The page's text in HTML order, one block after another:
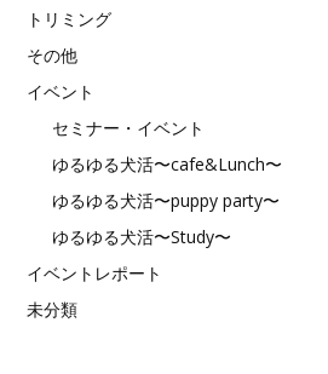
トリミング
その他
イベント
セミナー・イベント
ゆるゆる犬活〜cafe&Lunch〜
ゆるゆる犬活〜puppy party〜
ゆるゆる犬活〜Study〜
イベントレポート
未分類